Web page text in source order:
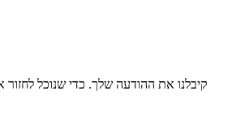
קיבלנו את ההודעה שלך. כדי שנוכל